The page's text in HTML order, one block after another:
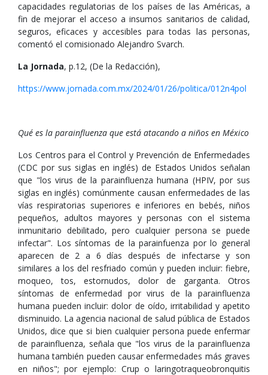
capacidades regulatorias de los países de las Américas, a
fin de mejorar el acceso a insumos sanitarios de calidad,
seguros, eficaces y accesibles para todas las personas,
comentó el comisionado Alejandro Svarch.
La Jornada, p.12, (De la Redacción),
https://www.jornada.com.mx/2024/01/26/politica/012n4pol
Qué es la parainfluenza que está atacando a niños en México
Los Centros para el Control y Prevención de Enfermedades
(CDC por sus siglas en inglés) de Estados Unidos señalan
que "los virus de la parainfluenza humana (HPIV, por sus
siglas en inglés) comúnmente causan enfermedades de las
vías respiratorias superiores e inferiores en bebés, niños
pequeños, adultos mayores y personas con el sistema
inmunitario debilitado, pero cualquier persona se puede
infectar". Los síntomas de la parainfuenza por lo general
aparecen de 2 a 6 días después de infectarse y son
similares a los del resfriado común y pueden incluir: fiebre,
moqueo, tos, estornudos, dolor de garganta. Otros
síntomas de enfermedad por virus de la parainfluenza
humana pueden incluir: dolor de oído, irritabilidad y apetito
disminuido. La agencia nacional de salud pública de Estados
Unidos, dice que si bien cualquier persona puede enfermar
de parainfluenza, señala que "los virus de la parainfluenza
humana también pueden causar enfermedades más graves
en niños"; por ejemplo: Crup o laringotraqueobronquitis